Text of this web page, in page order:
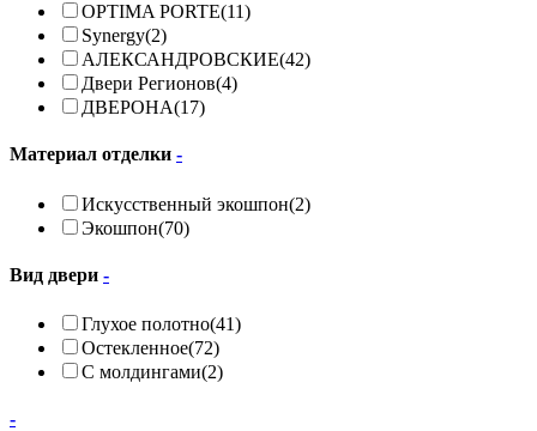
OPTIMA PORTE(11)
Synergy(2)
АЛЕКСАНДРОВСКИЕ(42)
Двери Регионов(4)
ДВЕРОНА(17)
Материал отделки -
Искусственный экошпон(2)
Экошпон(70)
Вид двери -
Глухое полотно(41)
Остекленное(72)
С молдингами(2)
-